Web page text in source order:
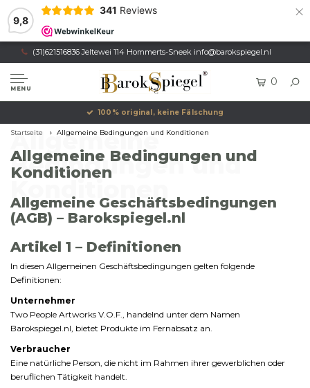
9,8
341 Reviews ×
(31)621516836 Jeltewei 114 Hommerts-Sneek info@barokspiegel.nl
MENU
0
100% original, keine Fälschung
Startseite Allgemeine Bedingungen und Konditionen
Allgemeine Bedingungen und
Konditionen
Allgemeine
Bedingungen und
Konditionen
Allgemeine Geschäftsbedingungen
(AGB) – Barokspiegel.nl
Artikel 1 – Definitionen
In diesen Allgemeinen Geschäftsbedingungen gelten folgende
Definitionen:
Unternehmer
Two People Artworks V.O.F., handelnd unter dem Namen
Barokspiegel.nl, bietet Produkte im Fernabsatz an.
Verbraucher
Eine natürliche Person, die nicht im Rahmen ihrer gewerblichen oder
beruflichen Tätigkeit handelt.